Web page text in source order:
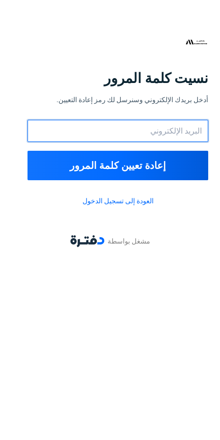
نسيت كلمة المرور
أدخل بريدك الإلكتروني وسنرسل لك رمز إعادة التعيين.
إعادة تعيين كلمة المرور
العودة إلى تسجيل الدخول
مشغل بواسطة